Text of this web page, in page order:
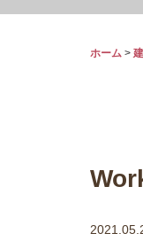
ホーム >